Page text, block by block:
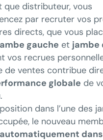
que distributeur, vous
par recruter vos
directs, que vous
gauche et jambe
vos recrues
de ventes contribue
globale de
dans l’une des
le nouveau